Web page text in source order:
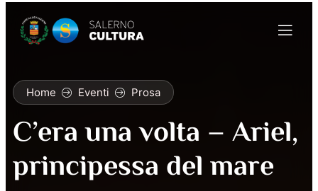
Home Eventi Prosa
C’era una volta – Ariel,
principessa del mare